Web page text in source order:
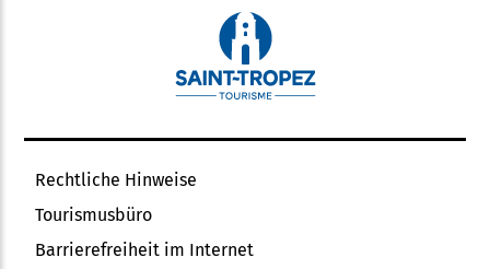
Rechtliche Hinweise
Tourismusbüro
Barrierefreiheit im Internet